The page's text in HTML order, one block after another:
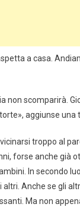
a casa.
non scomparirà.
aggiunse una
troppo al
forse anche già
In secondo
altri. Anche se gli
Ma non